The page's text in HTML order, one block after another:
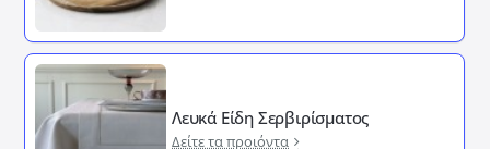
Λευκά Είδη Σερβιρίσματος
Δείτε τα προιόντα